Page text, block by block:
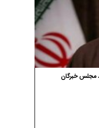
مجلس خبرگان